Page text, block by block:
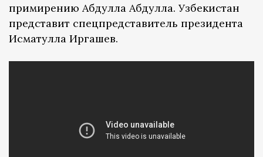
примирению Абдулла Абдулла. Узбекистан
представит спецпредставитель президента
Исматулла Иргашев.